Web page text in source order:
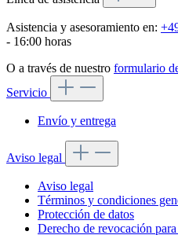
Asistencia y asesoramiento en:
- 16:00 horas
O a través de nuestro formulario
Servicio
Envío y entrega
Aviso legal
Aviso legal
Términos y condiciones
Protección de datos
Derecho de revocación